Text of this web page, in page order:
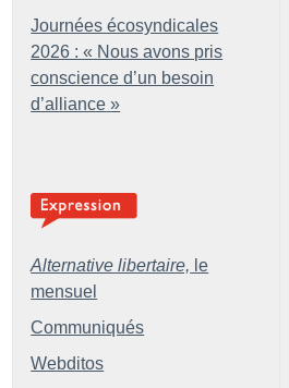
Journées écosyndicales
2026 : « Nous avons pris
conscience d’un besoin
d’alliance »
Alternative libertaire, le
mensuel
Communiqués
Webditos